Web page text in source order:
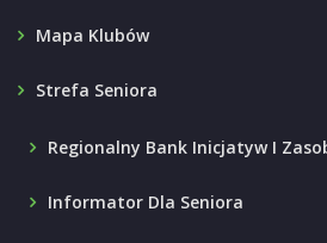
Mapa Klubów
Strefa Seniora
Regionalny Bank Inicjatyw I
Informator Dla Seniora